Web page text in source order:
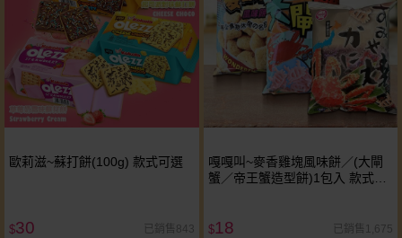
歐莉滋~蘇打餅(100g) 款式可選
$30 已銷售843
嘎嘎叫~麥香雞塊風味餅／(大閘
蟹／帝王蟹造型餅)1包入 款式可
$18 已銷售1,675